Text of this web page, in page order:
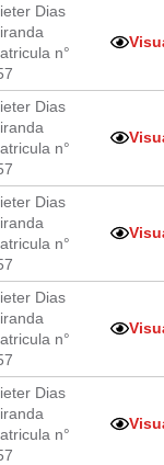
Dias
n°
Dias
n°
Dias
n°
Dias
n°
Dias
n°